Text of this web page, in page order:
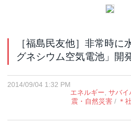
［福島民友他］非常時
グネシウム空気電池」開
2014/09/04 1:32 PM
エネルギー サバイ
震・自然災害 / ＊